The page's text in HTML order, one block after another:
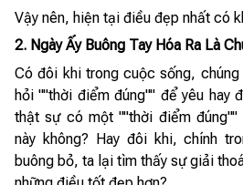
Vậy nên, hiện tại điều đẹp nhất có
2. Ngày Ấy Buông Tay Hóa Ra Là
Có đôi khi trong cuộc sống,
hỏi ""thời điểm đúng"" để yêu hay
thật sự có một ""thời điểm đúng""
này không? Hay đôi khi, chính
buông bỏ, ta lại tìm thấy sự giải